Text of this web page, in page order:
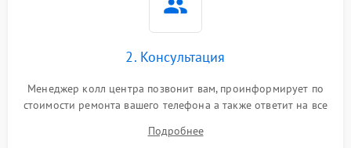
2. Консультация
Менеджер колл центра позвонит вам, проинформирует по
стоимости ремонта вашего телефона а также ответит на все
Подробнее